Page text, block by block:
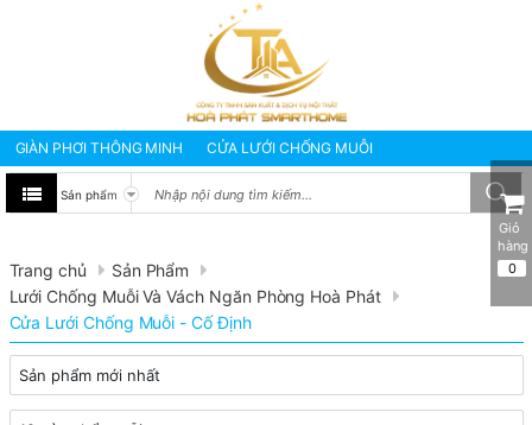
GIÀN PHƠI THÔNG MINH
CỬA LƯỚI CHỐNG MUỖI
BẠT CHE NẮNG MƯA
TƯ VẤN - SỬA CHỮA
GIÀN PHƠI THÔNG MINH HÒA PHÁT
GIÀN PHƠI THÔNG MINH NHẬP KHẨU HÀN QUỐC
Giàn Phơi Gắn Tường
Trang chủ
Sản Phẩm
Lưới Chống Muỗi Và Vách Ngăn Phòng Hoà Phát
Cửa Lưới Chống Muỗi - Cố Định
Giỏ
hàng
0